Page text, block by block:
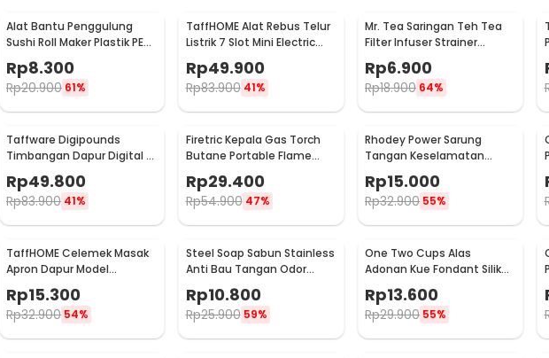
Alat Bantu Penggulung
Sushi Roll Maker Plastik PE
22x20.5x0.1cm - E1119
Rp8.300
Rp20.900 61%
TaffHOME Alat Rebus Telur
Listrik 7 Slot Mini Electric
Rp49.900
Rp83.900 41%
Mr. Tea Saringan Teh Tea
Filter Infuser Strainer
Chilling Man Silicon - MR03
Rp6.900
Rp18.900 64%
Taffware Digipounds
Timbangan Dapur Digital 6
Satuan 1kg 0.1g - i2000
Rp49.800
Rp83.900 41%
Firetric Kepala Gas Torch
Butane Portable Flame
Rp29.400
Rp54.900 47%
Rhodey Power Sarung
Tangan Keselamatan
EN388
Rp15.000
Rp32.900 55%
TaffHOME Celemek Masak
Apron Dapur Model
Kantong Pola Spatula -
JJ41
Rp15.300
Rp32.900 54%
Steel Soap Sabun Stainless
Anti Bau Tangan Odor
Remove - HW071
Rp10.800
Rp25.900 59%
One Two Cups Alas
Adonan Kue Fondant Silikon
Baking Mat Anti Slip -
JJ3873
Rp13.600
Rp29.900 55%